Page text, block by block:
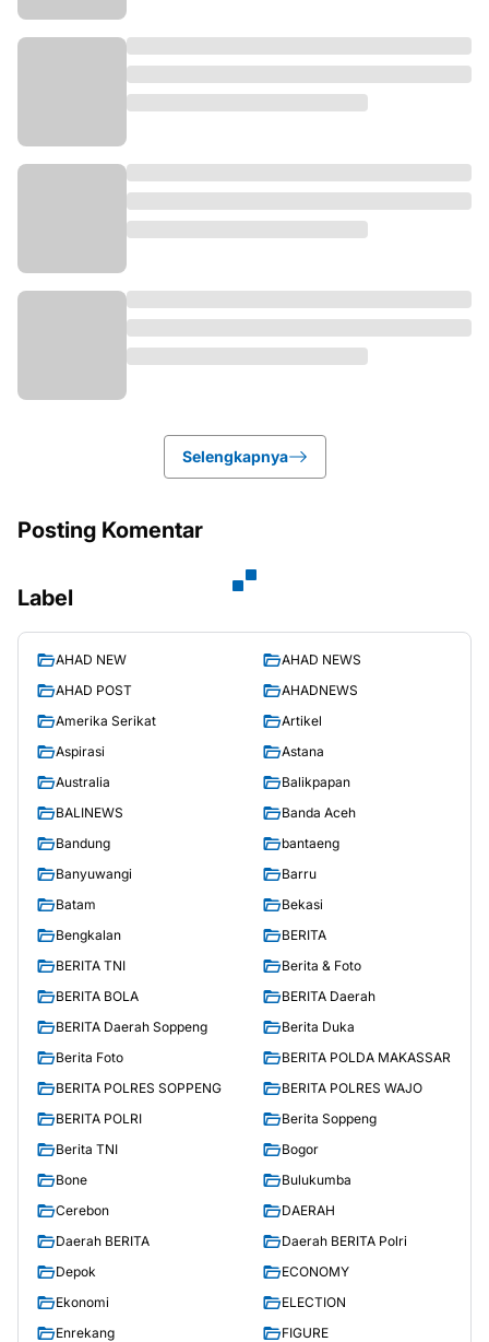
Selengkapnya
Posting Komentar
Label
AHAD NEW
AHAD NEWS
AHAD POST
AHADNEWS
Amerika Serikat
Artikel
Aspirasi
Astana
Australia
Balikpapan
BALINEWS
Banda Aceh
Bandung
bantaeng
Banyuwangi
Barru
Batam
Bekasi
Bengkalan
BERITA
BERITA TNI
Berita & Foto
BERITA BOLA
BERITA Daerah
BERITA Daerah Soppeng
Berita Duka
Berita Foto
BERITA POLDA MAKASSAR
BERITA POLRES SOPPENG
BERITA POLRES WAJO
BERITA POLRI
Berita Soppeng
Berita TNI
Bogor
Bone
Bulukumba
Cerebon
DAERAH
Daerah BERITA
Daerah BERITA Polri
Depok
ECONOMY
Ekonomi
ELECTION
Enrekang
FIGURE